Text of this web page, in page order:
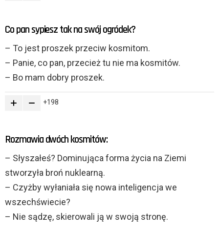
Co pan sypiesz tak na swój ogródek?
– To jest proszek przeciw kosmitom.
– Panie, co pan, przecież tu nie ma kosmitów.
– Bo mam dobry proszek.
198
Rozmawia dwóch kosmitów:
– Słyszałeś? Dominująca forma życia na Ziemi
stworzyła broń nuklearną.
– Czyżby wyłaniała się nowa inteligencja we
wszechświecie?
– Nie sądzę, skierowali ją w swoją stronę.